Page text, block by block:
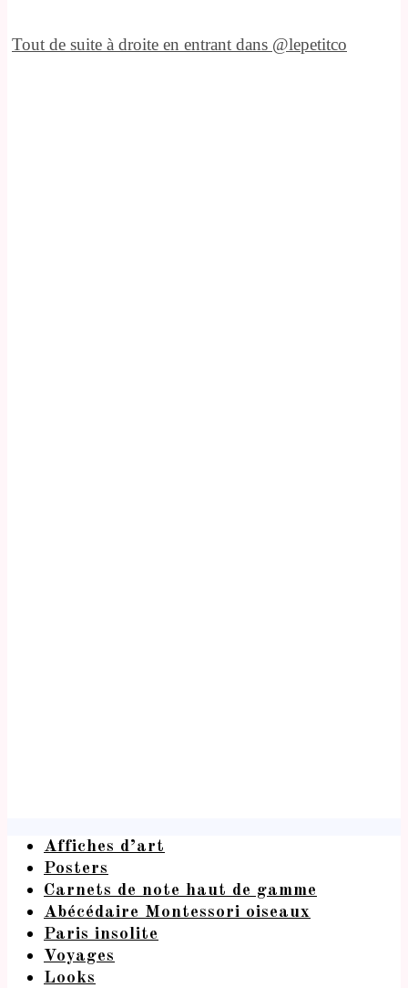
Tout de suite à droite en entrant dans @lepetitco
Affiches d’art
Posters
Carnets de note haut de gamme
Abécédaire Montessori oiseaux
Paris insolite
Voyages
Looks